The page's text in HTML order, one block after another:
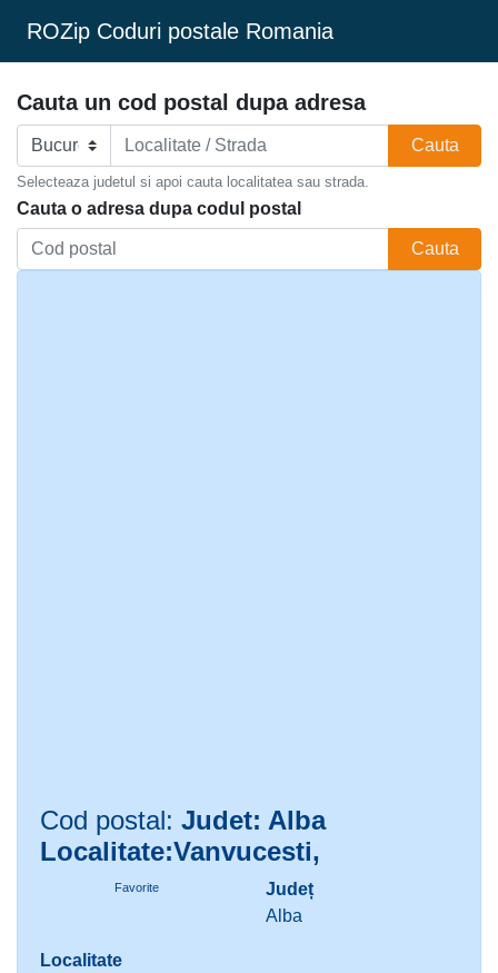
ROZip Coduri postale Romania
Cauta un cod postal dupa adresa
Cauta
Selecteaza judetul si apoi cauta localitatea sau strada.
Cauta o adresa dupa codul postal
Cauta
Cod postal: Judet: Alba
Localitate:Vanvucesti,
Favorite
Județ
Alba
Localitate